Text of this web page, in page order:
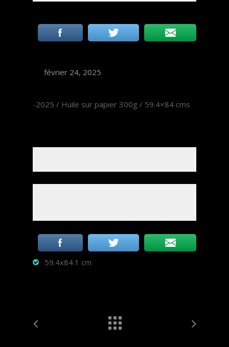
février 24, 2025
-2025 / Huile sur papier 300g / 59.4×84 cms
59.4x84.1 cm